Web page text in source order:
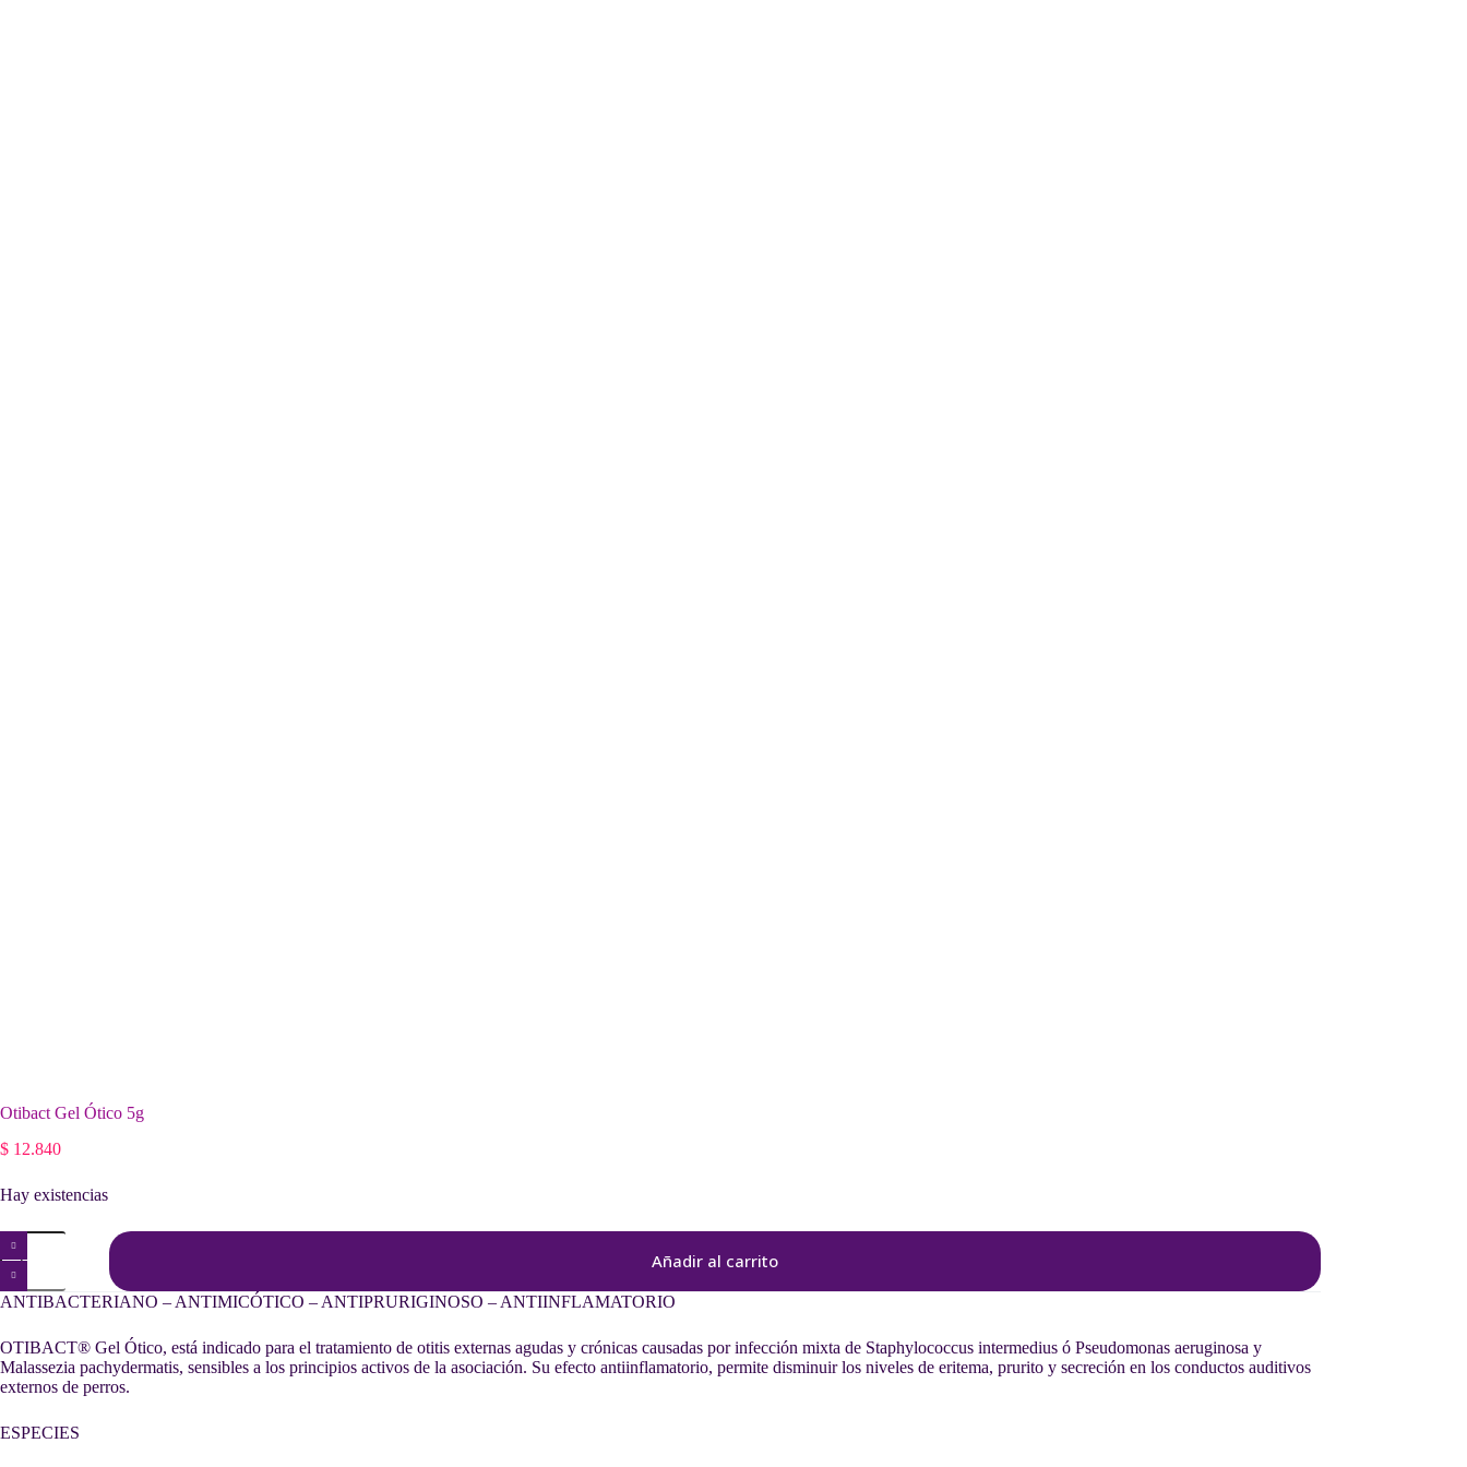
Otibact Gel Ótico 5g
$ 12.840
Hay existencias
Otibact
Gel
Ótico
5g
cantidad
Añadir al carrito
ANTIBACTERIANO – ANTIMICÓTICO – ANTIPRURIGINOSO – ANTIINFLAMATORIO
OTIBACT® Gel Ótico, está indicado para el tratamiento de otitis externas agudas y crónicas causadas por infección mixta de Staphylococcus intermedius ó Pseudomonas aeruginosa y
Malassezia pachydermatis, sensibles a los principios activos de la asociación. Su efecto antiinflamatorio, permite disminuir los niveles de eritema, prurito y secreción en los conductos auditivos
externos de perros.
ESPECIES